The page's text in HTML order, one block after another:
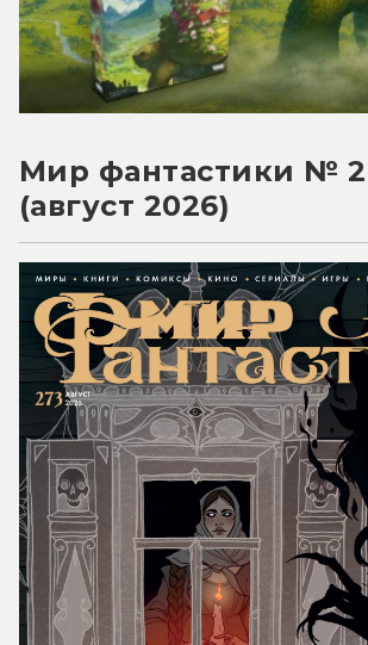
Мир фантастики №
(август 2026)